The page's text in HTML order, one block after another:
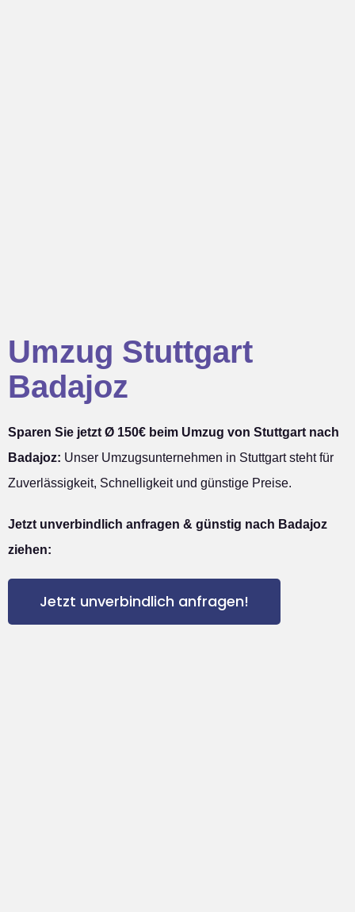
Umzug Stuttgart
Badajoz
Sparen Sie jetzt Ø 150€ beim Umzug von Stuttgart nach
Badajoz: Unser Umzugsunternehmen in Stuttgart steht für
Zuverlässigkeit, Schnelligkeit und günstige Preise.
Jetzt unverbindlich anfragen & günstig nach Badajoz
ziehen:
Jetzt unverbindlich anfragen!